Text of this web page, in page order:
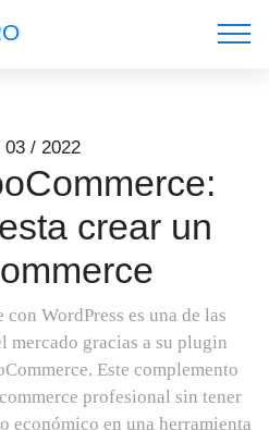
03 / 2022
crear un
WordPress es una de las
mercado gracias a su plugin
Este complemento
profesional sin tener
económico en una herramienta